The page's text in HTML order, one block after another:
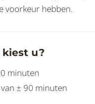
voorkeur hebben.
kiest u?
minuten
± 90 minuten